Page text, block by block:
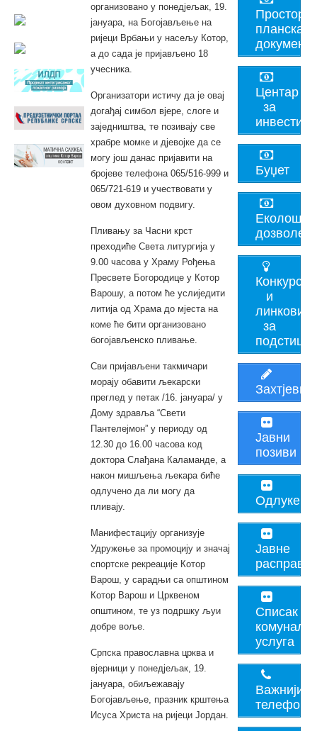
организовано у понедјељак, 19.
јануара, на Богојављење на
ријеци Врбањи у насељу Котор,
а до сада је пријављено 18
учесника.
Организатори истичу да је овај
догађај симбол вјере, слоге и
заједништва, те позивају све
храбре момке и дјевојке да се
могу још данас пријавити на
бројеве телефона 065/516-999 и
065/721-619 и учествовати у
овом духовном подвигу.
Пливању за Часни крст
преходиће Света литургија у
9.00 часова у Храму Рођења
Пресвете Богородице у Котор
Варошу, а потом ће услиједити
литија од Храма до мјеста на
коме ће бити организовано
богојављенско пливање.
Сви пријављени такмичари
морају обавити љекарски
преглед у петак /16. јануара/ у
Дому здравља “Свети
Пантелејмон” у периоду од
12.30 до 16.00 часова код
доктора Слађана Каламанде, а
након мишљења љекара биће
одлучено да ли могу да
пливају.
Манифестацију организује
Удружење за промоцију и значај
спортске рекреације Котор
Варош, у сарадњи са општином
Котор Варош и Црквеном
општином, те уз подршку љуи
добре воље.
Српска православна црква и
вјерници у понедјељак, 19.
јануара, обиљежавају
Богојављење, празник крштења
Исуса Христа на ријеци Јордан.
планска
Центар
за
Буџет
Еколошке
дозволе
Конкурси
и
линкови
за
Захтјеви
Јавни
позиви
Одлуке
Јавне
расправе
Списак
услуга
Важнији
телефони